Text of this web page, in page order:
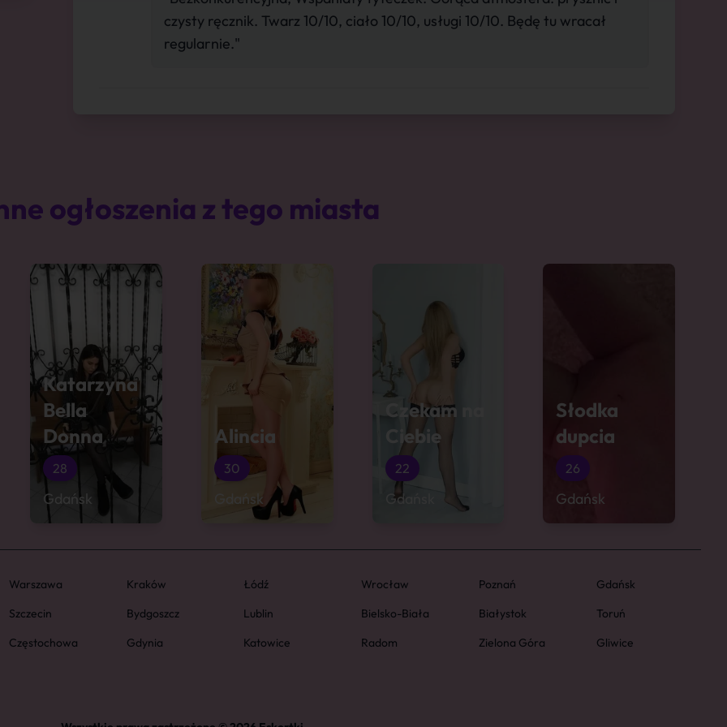
czysty ręcznik. Twarz 10/10, ciało 10/10, usługi 10/10. Będę tu wracał
regularnie."
ogłoszenia z tego miasta
Katarzyna
Bella
Donna
28
Gdańsk
Alincia
30
Gdańsk
Czekam na
Ciebie
22
Gdańsk
Słodka
dupcia
26
Gdańsk
Warszawa Kraków Łódź Wrocław Poznań
Gdańsk
Szczecin
Bydgoszcz Lublin Bielsko-Biała Białystok
Toruń
Częstochowa
Gdynia Katowice Radom Zielona Góra Gliwice